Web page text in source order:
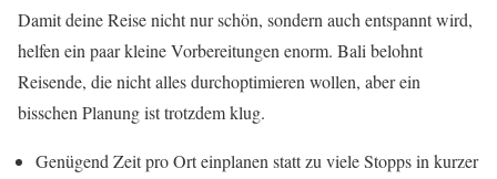
Damit deine Reise nicht nur schön, sondern auch entspannt wird,
helfen ein paar kleine Vorbereitungen enorm. Bali belohnt
Reisende, die nicht alles durchoptimieren wollen, aber ein
bisschen Planung ist trotzdem klug.
Genügend Zeit pro Ort einplanen statt zu viele Stopps in kurzer